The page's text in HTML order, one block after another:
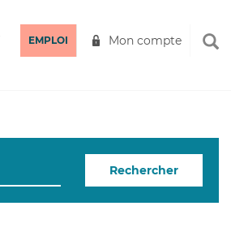
EMPLOI Mon compte
Rechercher